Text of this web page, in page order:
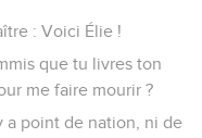
: Voici Élie !
que tu livres ton
me faire mourir ?
a point de nation, ni de